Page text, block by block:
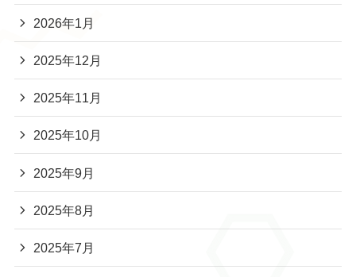
2026年1月
2025年12月
2025年11月
2025年10月
2025年9月
2025年8月
2025年7月